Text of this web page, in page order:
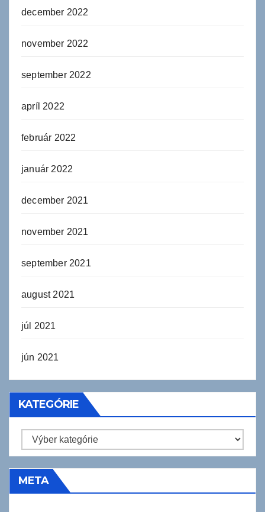
december 2022
november 2022
september 2022
apríl 2022
február 2022
január 2022
december 2021
november 2021
september 2021
august 2021
júl 2021
jún 2021
KATEGÓRIE
Kategórie
META